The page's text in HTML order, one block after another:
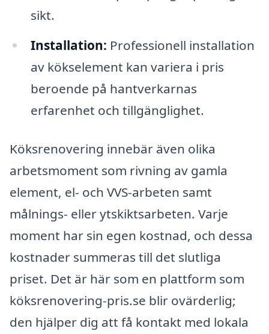
sikt.
Installation: Professionell installation
av kökselement kan variera i pris
beroende på hantverkarnas
erfarenhet och tillgänglighet.
Köksrenovering innebär även olika
arbetsmoment som rivning av gamla
element, el- och VVS-arbeten samt
målnings- eller ytskiktsarbeten. Varje
moment har sin egen kostnad, och dessa
kostnader summeras till det slutliga
priset. Det är här som en plattform som
köksrenovering-pris.se blir ovärderlig;
den hjälper dig att få kontakt med lokala